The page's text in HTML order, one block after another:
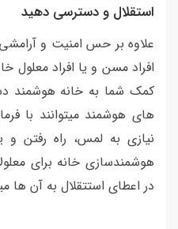
استقلال و دسترسی دهید
علاوه بر حس امنیت و آرامشی
افراد مسن و یا افراد معلول
کمک شما به خانه هوشمند
های هوشمند میتوانند با
نیازی به لمس، راه رفتن و
هوشمندسازی خانه برای
در اعطای استتقلال به آن ها